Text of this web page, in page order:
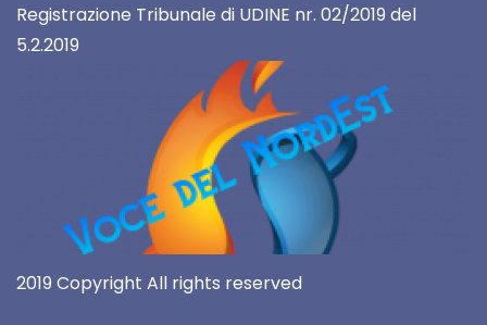
Registrazione Tribunale di UDINE nr. 02/2019 del
5.2.2019
2019 Copyright All rights reserved